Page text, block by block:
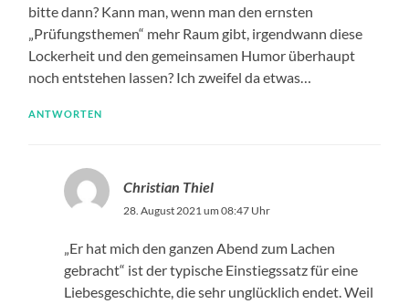
bitte dann? Kann man, wenn man den ernsten
„Prüfungsthemen“ mehr Raum gibt, irgendwann diese
Lockerheit und den gemeinsamen Humor überhaupt
noch entstehen lassen? Ich zweifel da etwas…
ANTWORTEN
Christian Thiel
28. August 2021 um 08:47 Uhr
„Er hat mich den ganzen Abend zum Lachen
gebracht“ ist der typische Einstiegssatz für eine
Liebesgeschichte, die sehr unglücklich endet. Weil